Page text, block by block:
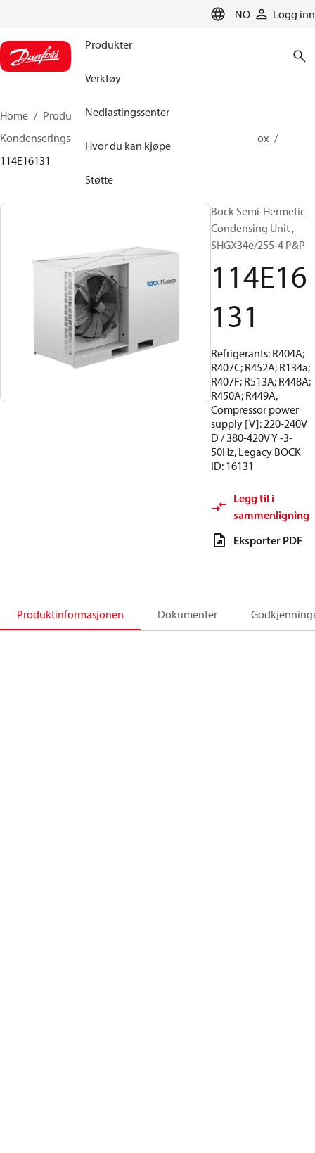
NO Logg inn
Produkter
Verktøy
Nedlastingssenter
Hvor du kan kjøpe
Støtte
Home Produkter
Klimaløsninger for kjøling
Kondenseringsenheter
BOCK plusbox
114E16131
Bock Semi-Hermetic
Condensing Unit ,
SHGX34e/255-4 P&P
114E16
131
Refrigerants: R404A;
R407C; R452A; R134a;
R407F; R513A; R448A;
R450A; R449A,
Compressor power
supply [V]: 220-240V
D / 380-420V Y -3-
50Hz, Legacy BOCK
ID: 16131
Legg til i
sammenligning
Eksporter PDF
Produktinformasjonen Dokumenter